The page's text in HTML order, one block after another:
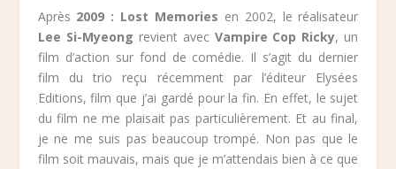
Après 2009 : Lost Memories en 2002, le réalisateur
Lee Si-Myeong revient avec Vampire Cop Ricky, un
film d’action sur fond de comédie. Il s’agit du dernier
film du trio reçu récemment par l’éditeur Elysées
Editions, film que j’ai gardé pour la fin. En effet, le sujet
du film ne me plaisait pas particulièrement. Et au final,
je ne me suis pas beaucoup trompé. Non pas que le
film soit mauvais, mais que je m’attendais bien à ce que